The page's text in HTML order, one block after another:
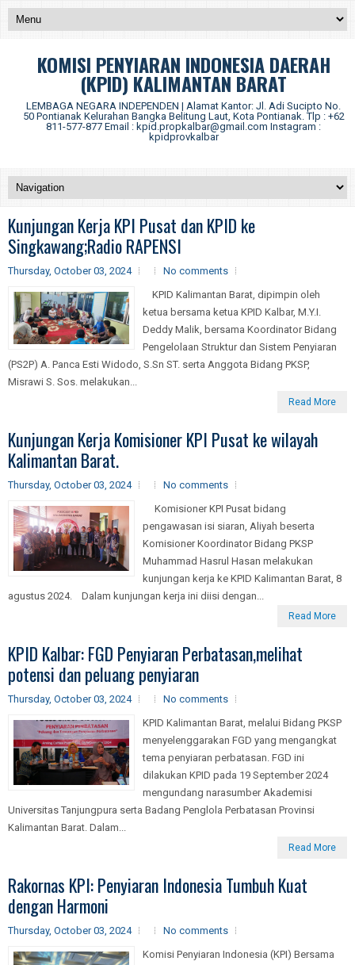
KOMISI PENYIARAN INDONESIA DAERAH
(KPID) KALIMANTAN BARAT
LEMBAGA NEGARA INDEPENDEN | Alamat Kantor: Jl. Adi Sucipto No.
50 Pontianak Kelurahan Bangka Belitung Laut, Kota Pontianak. Tlp : +62
811-577-877 Email : kpid.propkalbar@gmail.com Instagram :
kpidprovkalbar
Kunjungan Kerja KPI Pusat dan KPID ke
Singkawang;Radio RAPENSI
Thursday, October 03, 2024
No comments
KPID Kalimantan Barat, dipimpin oleh
ketua bersama ketua KPID Kalbar, M.Y.I.
Deddy Malik, bersama Koordinator Bidang
Pengelolaan Struktur dan Sistem Penyiaran
(PS2P) A. Panca Esti Widodo, S.Sn ST. serta Anggota Bidang PKSP,
Misrawi S. Sos. melakukan...
Read More
Kunjungan Kerja Komisioner KPI Pusat ke wilayah
Kalimantan Barat.
Thursday, October 03, 2024
No comments
Komisioner KPI Pusat bidang
pengawasan isi siaran, Aliyah beserta
Komisioner Koordinator Bidang PKSP
Muhammad Hasrul Hasan melakukan
kunjungan kerja ke KPID Kalimantan Barat, 8
agustus 2024. Dalam kunjungan kerja ini diisi dengan...
Read More
KPID Kalbar: FGD Penyiaran Perbatasan,melihat
potensi dan peluang penyiaran
Thursday, October 03, 2024
No comments
KPID Kalimantan Barat, melalui Bidang PKSP
menyelenggarakan FGD yang mengangkat
tema penyiaran perbatasan. FGD ini
dilakukan KPID pada 19 September 2024
mengundang narasumber Akademisi
Universitas Tanjungpura serta Badang Penglola Perbatasan Provinsi
Kalimantan Barat. Dalam...
Read More
Rakornas KPI: Penyiaran Indonesia Tumbuh Kuat
dengan Harmoni
Thursday, October 03, 2024
No comments
Komisi Penyiaran Indonesia (KPI) Bersama